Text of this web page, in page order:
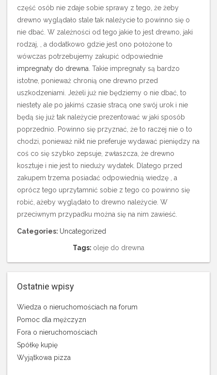
część osób nie zdaje sobie sprawy z tego, że żeby
drewno wyglądało stale tak należycie to powinno się o
nie dbać. W zależności od tego jakie to jest drewno, jaki
rodzaj, , a dodatkowo gdzie jest ono położone to
wówczas potrzebujemy zakupić odpowiednie
impregnaty do drewna . Takie impregnaty są bardzo
istotne, ponieważ chronią one drewno przed
uszkodzeniami. Jeżeli już nie będziemy o nie dbać, to
niestety ale po jakimś czasie stracą one swój urok i nie
będą się już tak należycie prezentować w jaki sposób
poprzednio. Powinno się przyznać, że to raczej nie o to
chodzi, ponieważ nikt nie preferuje wydawać pieniędzy na
coś co się szybko zepsuje, zwłaszcza, że drewno
kosztuje i nie jest to nieduży wydatek. Dlatego przed
zakupem trzema posiadać odpowiednią wiedzę , a
oprócz tego uprzytamnić sobie z tego co powinno się
robić, ażeby wyglądało to drewno należycie. W
przeciwnym przypadku można się na nim zawieść.
Categories: Uncategorized
Tags: oleje do drewna
Ostatnie wpisy
Wiedza o nieruchomościach na forum
Pomoc dla mężczyzn
Fora o nieruchomościach
Spółkę kupię
Wyjątkowa pizza